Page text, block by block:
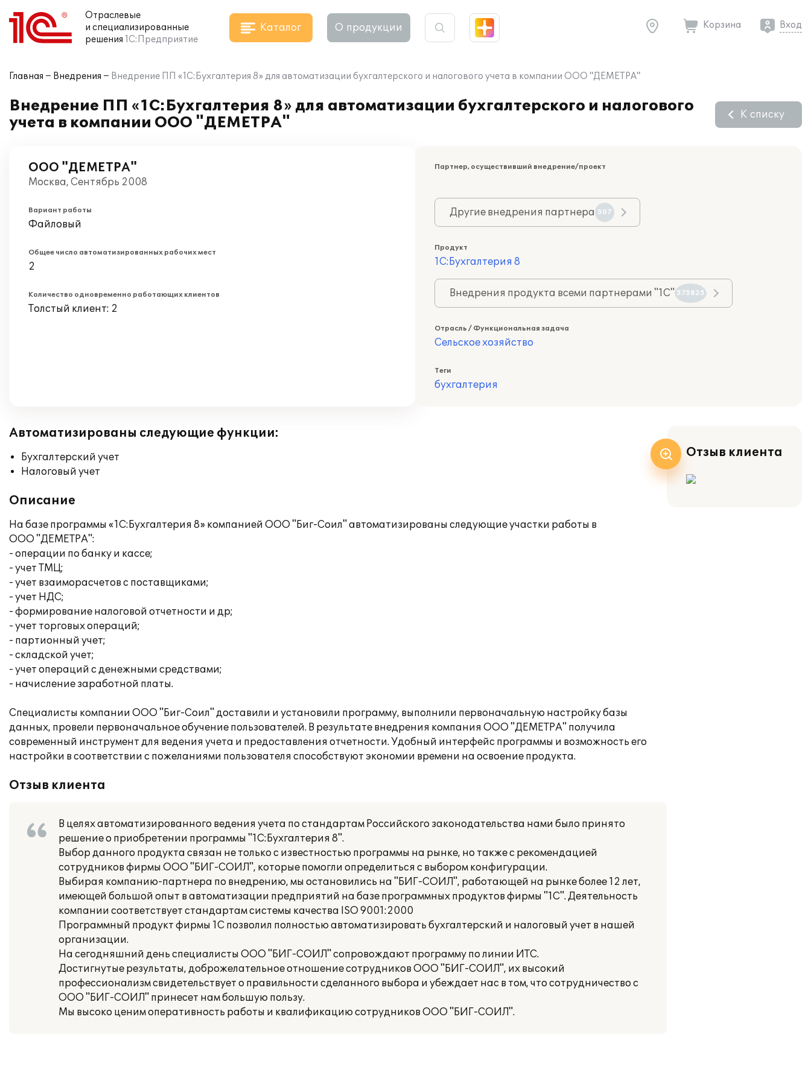
Отраслевые
и специализированные
решения 1С:Предприятие
Каталог О продукции Корзина Вход
Главная Внедрения Внедрение ПП «1С:Бухгалтерия 8» для автоматизации бухгалтерского и налогового учета в компании ООО "ДЕМЕТРА"
Внедрение ПП «1С:Бухгалтерия 8» для автоматизации бухгалтерского и налогового
учета в компании ООО "ДЕМЕТРА"
К списку
ООО "ДЕМЕТРА"
Москва, Сентябрь 2008
Вариант работы
Файловый
Общее число автоматизированных рабочих мест
2
Количество одновременно работающих клиентов
Толстый клиент: 2
Партнер, осуществивший внедрение/проект
Другие внедрения партнера 507
Продукт
1С:Бухгалтерия 8
Внедрения продукта всеми партнерами "1С" 575825
Отрасль / Функциональная задача
Сельское хозяйство
Теги
бухгалтерия
Автоматизированы следующие функции:
Бухгалтерский учет
Налоговый учет
Описание
На базе программы «1С:Бухгалтерия 8» компанией ООО "Биг-Соил" автоматизированы следующие участки работы в
ООО "ДЕМЕТРА":
- операции по банку и кассе;
- учет ТМЦ;
- учет взаиморасчетов с поставщиками;
- учет НДС;
- формирование налоговой отчетности и др;
- учет торговых операций;
- партионный учет;
- складской учет;
- учет операций с денежными средствами;
- начисление заработной платы.
Специалисты компании ООО "Биг-Соил" доставили и установили программу, выполнили первоначальную настройку базы
данных, провели первоначальное обучение пользователей. В результате внедрения компания ООО "ДЕМЕТРА" получила
современный инструмент для ведения учета и предоставления отчетности. Удобный интерфейс программы и возможность его
настройки в соответствии с пожеланиями пользователя способствуют экономии времени на освоение продукта.
Отзыв клиента
В целях автоматизированного ведения учета по стандартам Российского законодательства нами было принято
решение о приобретении программы "1С:Бухгалтерия 8".
Выбор данного продукта связан не только с известностью программы на рынке, но также с рекомендацией
сотрудников фирмы ООО "БИГ-СОИЛ", которые помогли определиться с выбором конфигурации.
Выбирая компанию-партнера по внедрению, мы остановились на "БИГ-СОИЛ", работающей на рынке более 12 лет,
имеющей большой опыт в автоматизации предприятий на базе программных продуктов фирмы "1С". Деятельность
компании соответствует стандартам системы качества ISO 9001:2000
Программный продукт фирмы 1С позволил полностью автоматизировать бухгалтерский и налоговый учет в нашей
организации.
На сегодняшний день специалисты ООО "БИГ-СОИЛ" сопровождают программу по линии ИТС.
Достигнутые результаты, доброжелательное отношение сотрудников ООО "БИГ-СОИЛ", их высокий
профессионализм свидетельствует о правильности сделанного выбора и убеждает нас в том, что сотрудничество с
ООО "БИГ-СОИЛ" принесет нам большую пользу.
Мы высоко ценим оперативность работы и квалификацию сотрудников ООО "БИГ-СОИЛ".
Отзыв клиента